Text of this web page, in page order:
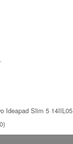
Ideapad Slim 5 14IIL05